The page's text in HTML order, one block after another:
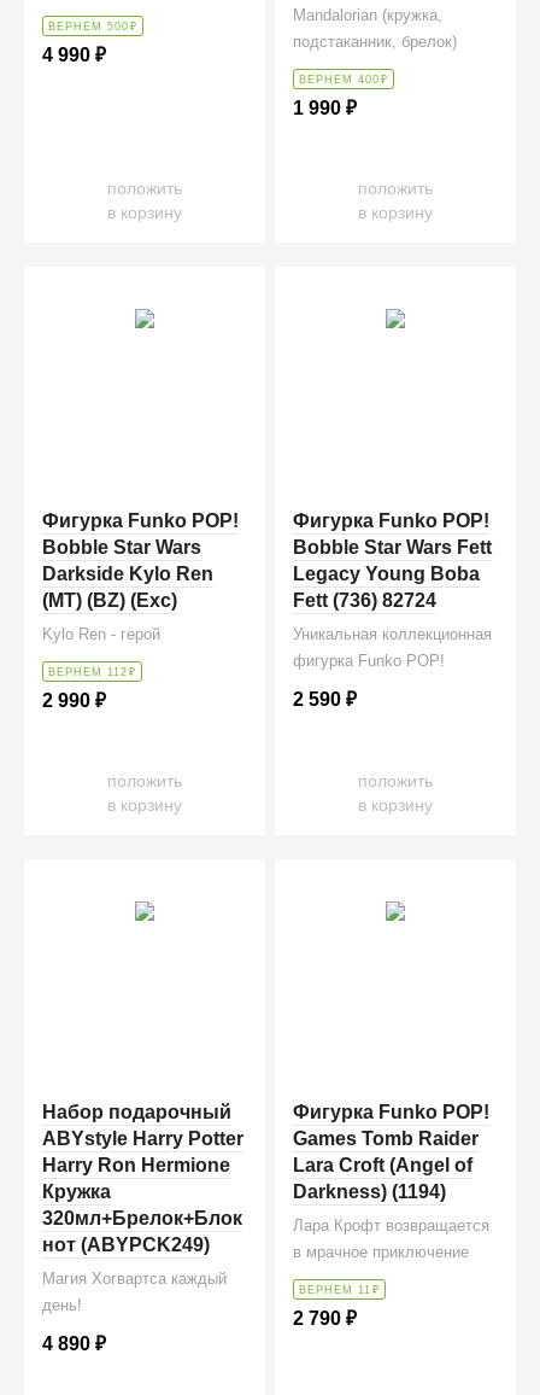
ВЕРНЕМ 500 ₽
4 990₽
положить
в корзину
Mandalorian (кружка,
подстаканник, брелок)
ВЕРНЕМ 400 ₽
1 990₽
положить
в корзину
Фигурка Funko POP!
Bobble Star Wars
Darkside Kylo Ren
(MT) (BZ) (Exc)
Kylo Ren - герой
ВЕРНЕМ 112 ₽
2 990₽
положить
в корзину
Фигурка Funko POP!
Bobble Star Wars Fett
Legacy Young Boba
Fett (736) 82724
Уникальная коллекционная
фигурка Funko POP!
2 590₽
положить
в корзину
Набор подарочный
ABYstyle Harry Potter
Harry Ron Hermione
Кружка
320мл+Брелок+Блок
нот (ABYPCK249)
Магия Хогвартса каждый
день!
4 890₽
Фигурка Funko POP!
Games Tomb Raider
Lara Croft (Angel of
Darkness) (1194)
Лара Крофт возвращается
в мрачное приключение
ВЕРНЕМ 11 ₽
2 790₽